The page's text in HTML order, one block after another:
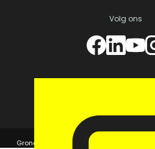
Volg ons
© 2026
Grondposities
365Beheer & GaragePark